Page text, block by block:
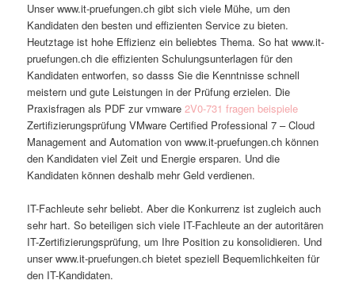
Unser www.it-pruefungen.ch gibt sich viele Mühe, um den
Kandidaten den besten und effizienten Service zu bieten.
Heutztage ist hohe Effizienz ein beliebtes Thema. So hat www.it-
pruefungen.ch die effizienten Schulungsunterlagen für den
Kandidaten entworfen, so dasss Sie die Kenntnisse schnell
meistern und gute Leistungen in der Prüfung erzielen. Die
Praxisfragen als PDF zur vmware2V0-731 fragen beispiele
Zertifizierungsprüfung VMware Certified Professional 7 – Cloud
Management and Automation von www.it-pruefungen.ch können
den Kandidaten viel Zeit und Energie ersparen. Und die
Kandidaten können deshalb mehr Geld verdienen.
IT-Fachleute sehr beliebt. Aber die Konkurrenz ist zugleich auch
sehr hart. So beteiligen sich viele IT-Fachleute an der autoritären
IT-Zertifizierungsprüfung, um Ihre Position zu konsolidieren. Und
unser www.it-pruefungen.ch bietet speziell Bequemlichkeiten für
den IT-Kandidaten.